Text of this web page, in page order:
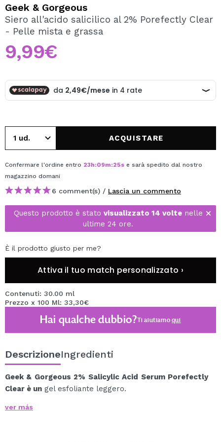
Creando un account su Maquibeauty.it potrai fare i tuoi
acquisti velocemente, controllare lo stato dei tuoi ordini e
Geek & Gorgeous
Siero all'acido salicilico al 2% Porefectly Clear
- Pelle mista e grassa
9,99€
ACQUISTARE
Confermare l'ordine entro 23h:09m:25s e sarà spedito dal nostro
magazzino domani
6 comment(s) / Lascia un commento
Questo prodotto è stato visualizzato 14 voltenelle
ultime 24 ore.
È il prodotto giusto per me?
Attiva il tuo match personalizzato ›
Contenuti: 30.00 ml
Prezzo x 100 Ml: 33,30€
Hai qualche dubbio?Ti aiutiamoqui
DescrizioneIngredienti
Geek & Gorgeous 2% Salicylic Acid Serum Porefectly
Clear è un gel esfoliante leggero.
come BHA, e sarcosina, che aiutano a purificare e
ver más